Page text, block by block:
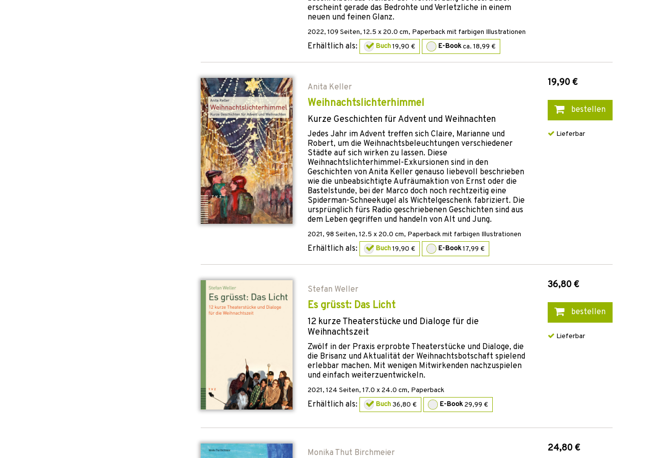
erscheint gerade das Bedrohte und Verletzliche in einem
neuen und feinen Glanz.
2022, 109 Seiten, 12.5 x 20.0 cm, Paperback mit farbigen Illustrationen
Erhältlich als: Buch19,90 € E-Bookca. 18,99 €
Anita Keller
Weihnachtslichterhimmel
Kurze Geschichten für Advent und Weihnachten
Jedes Jahr im Advent treffen sich Claire, Marianne und
Robert, um die Weihnachtsbeleuchtungen verschiedener
Städte auf sich wirken zu lassen. Diese
Weihnachtslichterhimmel-Exkursionen sind in den
Geschichten von Anita Keller genauso liebevoll beschrieben
wie die unbeabsichtigte Aufräumaktion von Ernst oder die
Bastelstunde, bei der Marco doch noch rechtzeitig eine
Spiderman-Schneekugel als Wichtelgeschenk fabriziert. Die
ursprünglich fürs Radio geschriebenen Geschichten sind aus
dem Leben gegriffen und handeln von Alt und Jung.
2021, 98 Seiten, 12.5 x 20.0 cm, Paperback mit farbigen Illustrationen
Erhältlich als: Buch19,90 € E-Book17,99 €
19,90 €
bestellen
Lieferbar
Stefan Weller
Es grüsst: Das Licht
12 kurze Theaterstücke und Dialoge für die
Weihnachtszeit
Zwölf in der Praxis erprobte Theaterstücke und Dialoge, die
die Brisanz und Aktualität der Weihnachtsbotschaft spielend
erlebbar machen. Mit wenigen Mitwirkenden nachzuspielen
und einfach weiterzuentwickeln.
2021, 124 Seiten, 17.0 x 24.0 cm, Paperback
Erhältlich als: Buch36,80 € E-Book 29,99 €
36,80 €
bestellen
Lieferbar
Monika Thut Birchmeier 24,80 €